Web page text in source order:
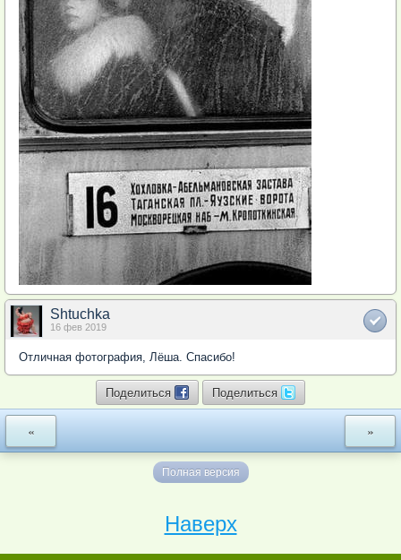
Shtuchka
16 фев 2019
Отличная фотография, Лёша. Спасибо!
Поделиться Поделиться
« »
Полная версия
Наверх